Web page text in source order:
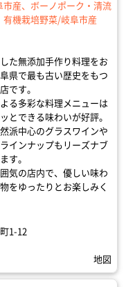
産、ボーノポーク・清流
有機栽培野菜/岐阜市産
た無添加手作り料理をお
県で最も古い歴史をもつ
です。
る多彩な料理メニューは
とできる味わいが好評。
派中心のグラスワインや
インナップもリーズナブ
す。
気の店内で、優しい味わ
をゆったりとお楽しみく
1-12
地図